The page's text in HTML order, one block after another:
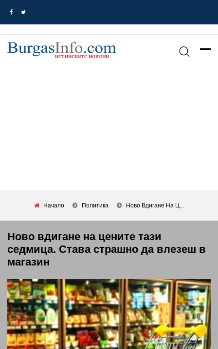
Начало Политика Ново Вдигане На Ц...
Ново вдигане на цените тази
седмица. Става страшно да влезеш в
магазин